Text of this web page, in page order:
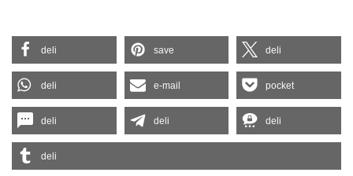
deli save deli
deli e-mail pocket
deli deli deli
deli